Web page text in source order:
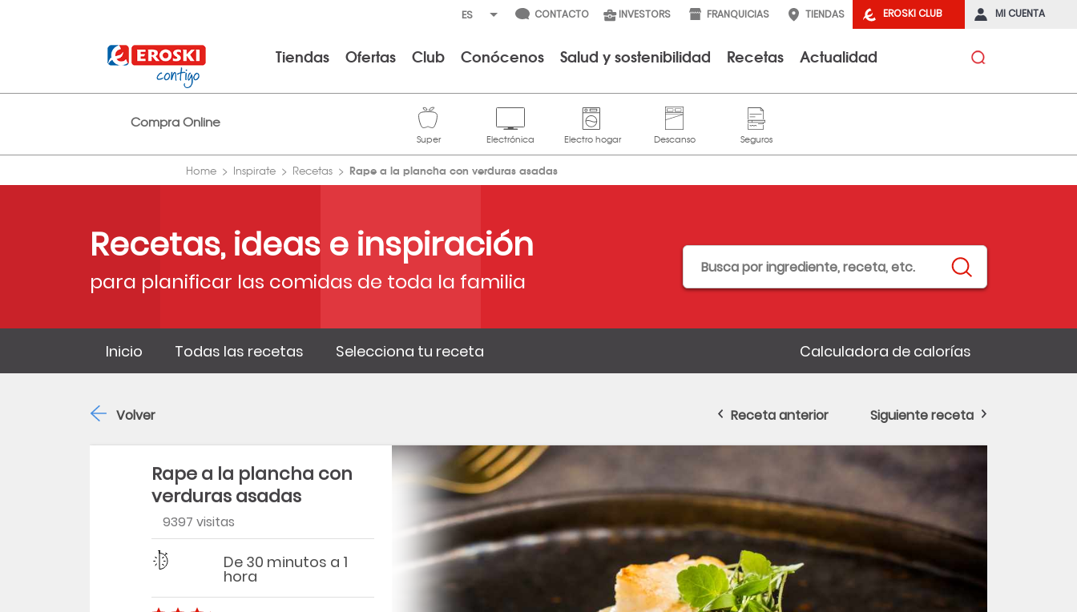
EROSKI CLUB MI CUENTA
CONTACTO INVESTORS FRANQUICIAS TIENDAS
Tiendas Ofertas Club Conócenos Salud y sostenibilidad Recetas Actualidad
Compra Online
Home Inspirate Recetas Rape a la plancha con verduras asadas
Recetas, ideas e inspiración
para planificar las comidas de toda la familia
Inicio Todas las recetas Selecciona tu receta Calculadora de calorías
Rape a la plancha con
verduras asadas
9397 visitas
Dificultad
Tiempo De 30 minutos a 1
hora
Volver Receta anterior Siguiente receta